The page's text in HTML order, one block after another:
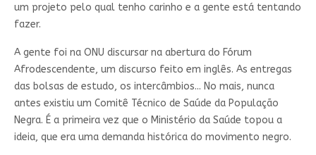
um projeto pelo qual tenho carinho e a gente está tentando
fazer.
A gente foi na ONU discursar na abertura do Fórum
Afrodescendente, um discurso feito em inglês. As entregas
das bolsas de estudo, os intercâmbios... No mais, nunca
antes existiu um Comitê Técnico de Saúde da População
Negra. É a primeira vez que o Ministério da Saúde topou a
ideia, que era uma demanda histórica do movimento negro.